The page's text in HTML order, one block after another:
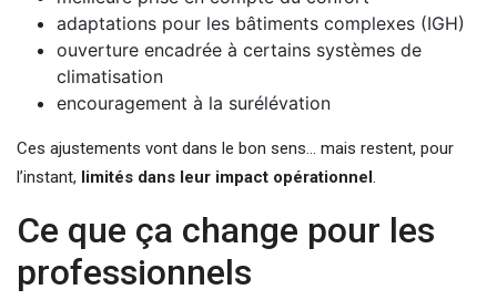
adaptations pour les bâtiments complexes (IGH)
ouverture encadrée à certains systèmes de
climatisation
encouragement à la surélévation
Ces ajustements vont dans le bon sens… mais restent, pour
l’instant, limités dans leur impact opérationnel.
Ce que ça change pour les
professionnels